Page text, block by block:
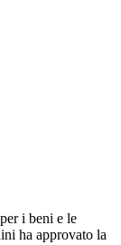
i beni e le
ha approvato la